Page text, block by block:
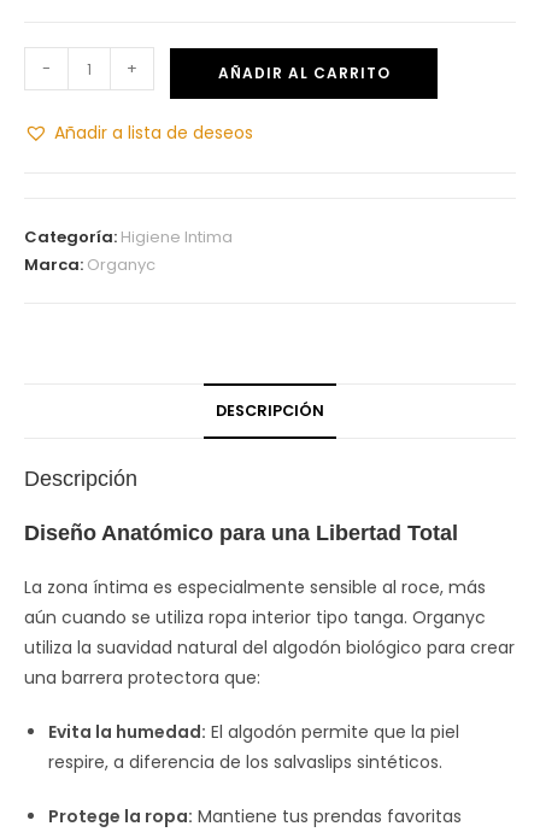
- + AÑADIR AL CARRITO
Añadir a lista de deseos
Categoría: Higiene Intima
Marca: Organyc
DESCRIPCIÓN
Descripción
Diseño Anatómico para una Libertad Total
La zona íntima es especialmente sensible al roce, más
aún cuando se utiliza ropa interior tipo tanga. Organyc
utiliza la suavidad natural del algodón biológico para crear
una barrera protectora que:
Evita la humedad: El algodón permite que la piel
respire, a diferencia de los salvaslips sintéticos.
Protege la ropa: Mantiene tus prendas favoritas